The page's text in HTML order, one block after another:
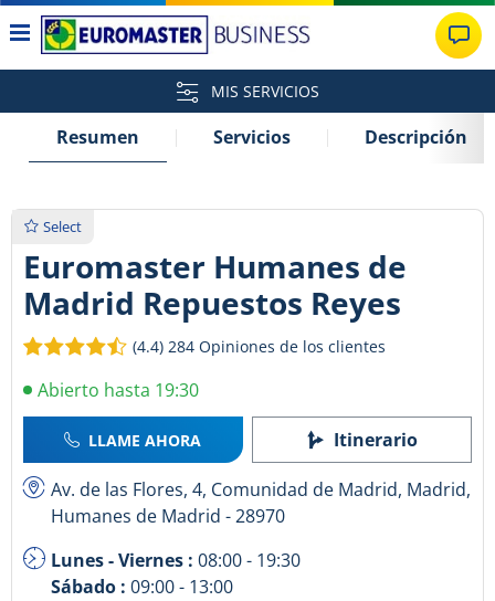
MIS SERVICIOS
Resumen Servicios Descripción
Select
Euromaster Humanes de
Madrid Repuestos Reyes
(4.4) 284 Opiniones de los clientes
Abierto hasta 19:30
LLAME AHORA Itinerario
Av. de las Flores, 4, Comunidad de Madrid, Madrid,
Humanes de Madrid - 28970
Lunes - Viernes : 08:00 - 19:30
Sábado : 09:00 - 13:00